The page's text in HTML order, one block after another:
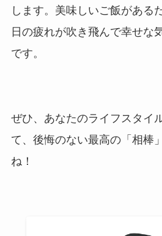
します。美味しいご飯がある
日の疲れが吹き飛んで幸せな
です。
ぜひ、あなたのライフスタイ
て、後悔のない最高の「相棒
ね！